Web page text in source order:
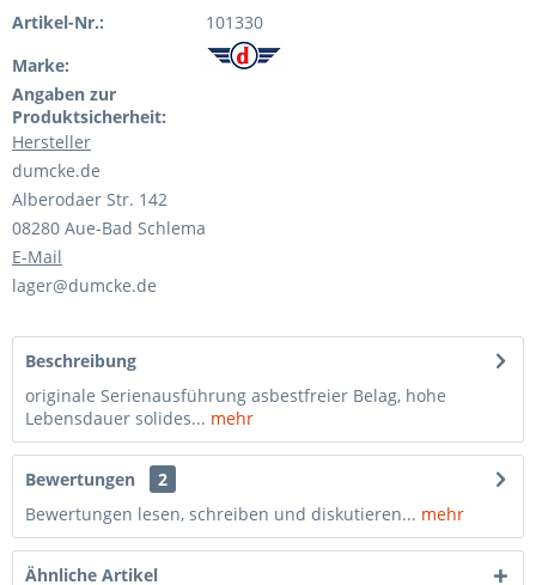
Artikel-Nr.:
101330
Marke:
Angaben zur
Produktsicherheit:
Hersteller
dumcke.de
Alberodaer Str. 142
08280 Aue-Bad Schlema
E-Mail
lager@dumcke.de
Beschreibung
originale Serienausführung asbestfreier Belag, hohe
Lebensdauer solides... mehr
Bewertungen
2
Bewertungen lesen, schreiben und diskutieren... mehr
Ähnliche Artikel